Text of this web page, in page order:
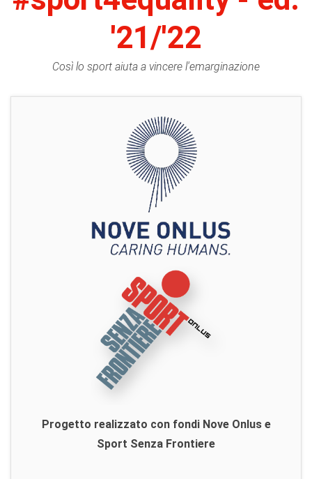
'21/'22
Così lo sport aiuta a vincere l'emarginazione
Progetto realizzato con fondi Nove Onlus e
Sport Senza Frontiere